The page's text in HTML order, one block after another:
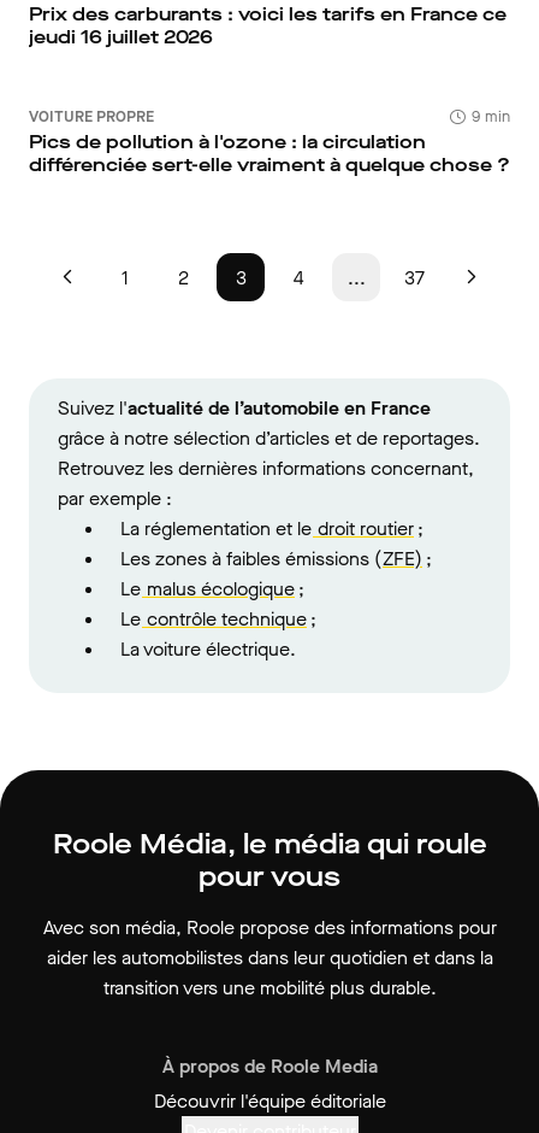
Prix des carburants : voici les tarifs en France ce
jeudi 16 juillet 2026
VOITURE PROPRE 9 min
Pics de pollution à l'ozone : la circulation
différenciée sert-elle vraiment à quelque chose ?
1 2 3 4 ... 37
Suivez l'actualité de l’automobile en France
grâce à notre sélection d’articles et de reportages.
Retrouvez les dernières informations concernant,
par exemple :
La réglementation et le droit routier;
Les zones à faibles émissions (ZFE) ;
Le malus écologique;
Le contrôle technique;
La voiture électrique.
Roole Média, le média qui roule
pour vous
Avec son média, Roole propose des informations pour
aider les automobilistes dans leur quotidien et dans la
transition vers une mobilité plus durable.
À propos de Roole Media
Découvrir l'équipe éditoriale